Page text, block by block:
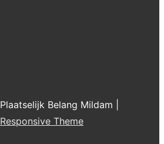
Plaatselijk Belang Mildam
Responsive Theme